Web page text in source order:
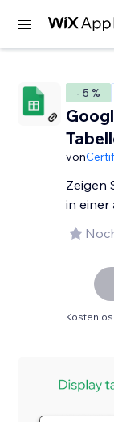
- 5 %
von
Zeigen
in einer